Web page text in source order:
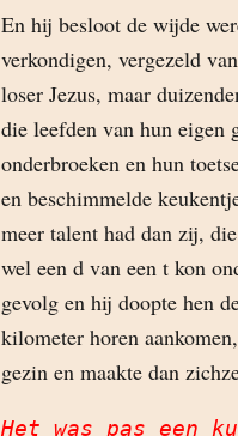
En hij besloot de wijde
verkondigen, vergezeld
loser Jezus, maar
die leefden van hun eigen
onderbroeken en hun
en beschimmelde
meer talent had dan zij,
wel een d van een t kon
gevolg en hij doopte hen
kilometer horen
gezin en maakte dan
Het was pas een